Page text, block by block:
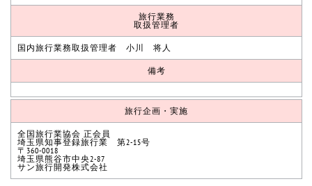
旅行業務
取扱管理者
国内旅行業務取扱管理者 小川 将人
備考
旅行企画・実施
全国旅行業協会 正会員
埼玉県知事登録旅行業 第2-15号
〒360-0018
埼玉県熊谷市中央2-87
サン旅行開発株式会社